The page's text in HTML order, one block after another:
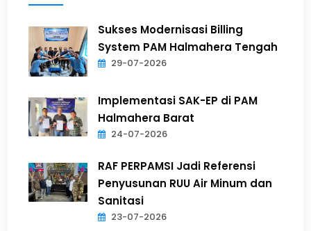
Sukses Modernisasi Billing
System PAM Halmahera Tengah
29-07-2026
Implementasi SAK-EP di PAM
Halmahera Barat
24-07-2026
RAF PERPAMSI Jadi Referensi
Penyusunan RUU Air Minum dan
Sanitasi
23-07-2026